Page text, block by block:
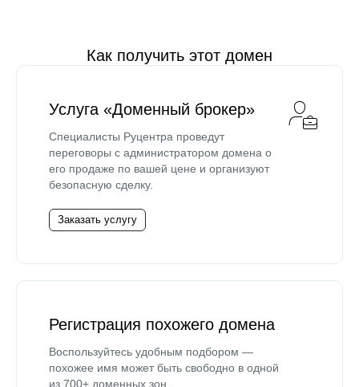
Как получить этот домен
Услуга «Доменный брокер»
Специалисты Руцентра проведут
переговоры с администратором домена о
его продаже по вашей цене и организуют
безопасную сделку.
Заказать услугу
Регистрация похожего домена
Воспользуйтесь удобным подбором —
похожее имя может быть свободно в одной
из 700+ доменных зон.